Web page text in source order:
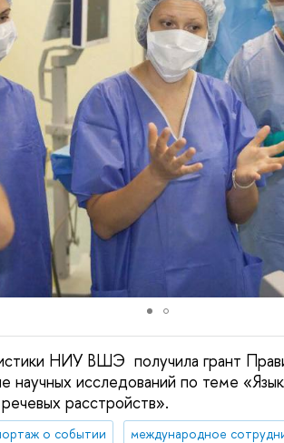
НИУ ВШЭ получила грант
научных исследований по теме
расстройств».
о событии международное